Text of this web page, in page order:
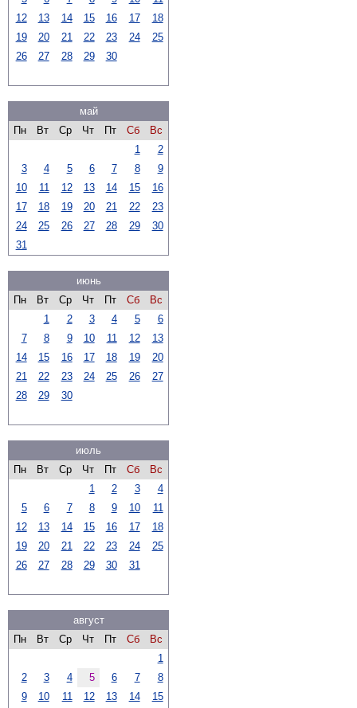
12
13 14 15 16 17
18
19
20 21 22 23 24
25
26
27 28 29 30
май
Пн
Вт Ср Чт Пт Сб
Вс
1
2
3
4 5 6 7 8
9
10
11 12 13 14 15
16
17
18 19 20 21 22
23
24
25 26 27 28 29
30
31
июнь
Пн
Вт Ср Чт Пт Сб
Вс
1
2 3 4 5
6
7
8 9 10 11 12
13
14
15 16 17 18 19
20
21
22 23 24 25 26
27
28
29 30
июль
Пн
Вт Ср Чт Пт Сб
Вс
1
2 3
4
5
6 7 8 9 10
11
12
13 14 15 16 17
18
19
20 21 22 23 24
25
26
27 28 29 30 31
август
Пн
Вт Ср Чт Пт Сб
Вс
1
2
3 4 5 6 7
8
9
10 11 12 13 14
15